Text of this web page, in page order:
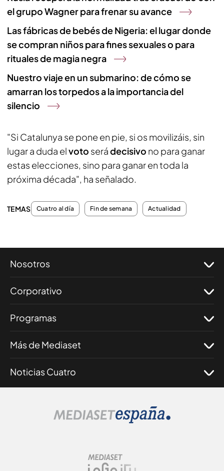
el grupo Wagner para frenar su avance
Las fábricas de bebés de Nigeria: el lugar donde
se compran niños para fines sexuales o para
rituales de magia negra
Nuestro viaje en un submarino: de cómo se
amarran los torpedos a la importancia del
silencio
"Si Catalunya se pone en pie, si os movilizáis, sin
lugar a duda elvoto serádecisivo no para ganar
estas elecciones, sino para ganar en toda la
próxima década", ha señalado.
TEMAS Cuatro al día Fin de semana Actualidad
Nosotros
Corporativo
Programas
Más de Mediaset
Noticias Cuatro